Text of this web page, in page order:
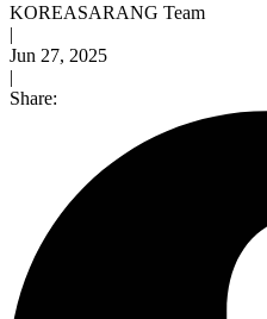
KOREASARANG Team
|
Jun 27, 2025
|
Share: